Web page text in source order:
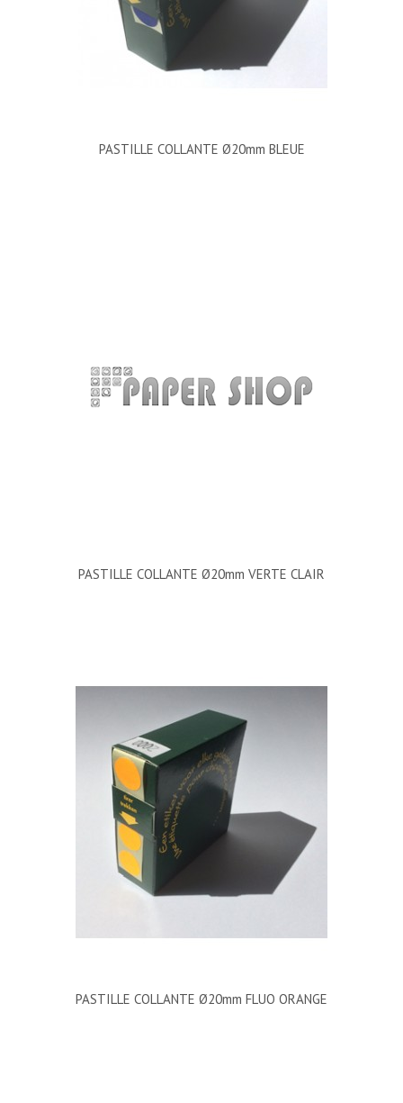
PASTILLE COLLANTE Ø20mm BLEUE
PASTILLE COLLANTE Ø20mm VERTE CLAIR
PASTILLE COLLANTE Ø20mm FLUO ORANGE